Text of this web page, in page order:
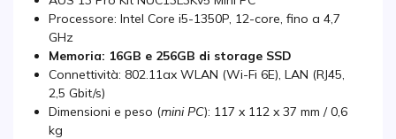
Processore: Intel Core i5-1350P, 12-core, fino a 4,7
GHz
Memoria: 16GB e 256GB di storage SSD
Connettività: 802.11ax WLAN (Wi-Fi 6E), LAN (RJ45,
2,5 Gbit/s)
Dimensioni e peso (mini PC): 117 x 112 x 37 mm / 0,6
kg